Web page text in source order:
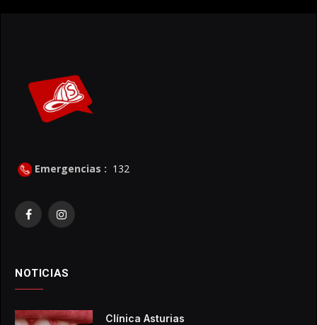
Emergencias : 132
FacebookInstagram
NOTICIAS
Clínica Asturias